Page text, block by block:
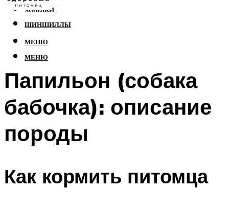
ХОМЯКИ
ШИНШИЛЛЫ
МЕНЮ
МЕНЮ
Папильон (собака
бабочка): описание
породы
Как кормить питомца